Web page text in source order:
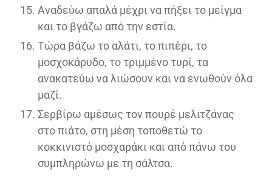
Αναδεύω απαλά μέχρι να πήξει το μείγμα
και το βγάζω από την εστία.
Τώρα βάζω το αλάτι, το πιπέρι, το
μοσχοκάρυδο, το τριμμένο τυρί, τα
ανακατεύω να λιώσουν και να ενωθούν όλα
μαζί.
Σερβίρω αμέσως τον πουρέ μελιτζάνας
στο πιάτο, στη μέση τοποθετώ το
κοκκινιστό μοσχαράκι και από πάνω του
συμπληρώνω με τη σάλτσα.